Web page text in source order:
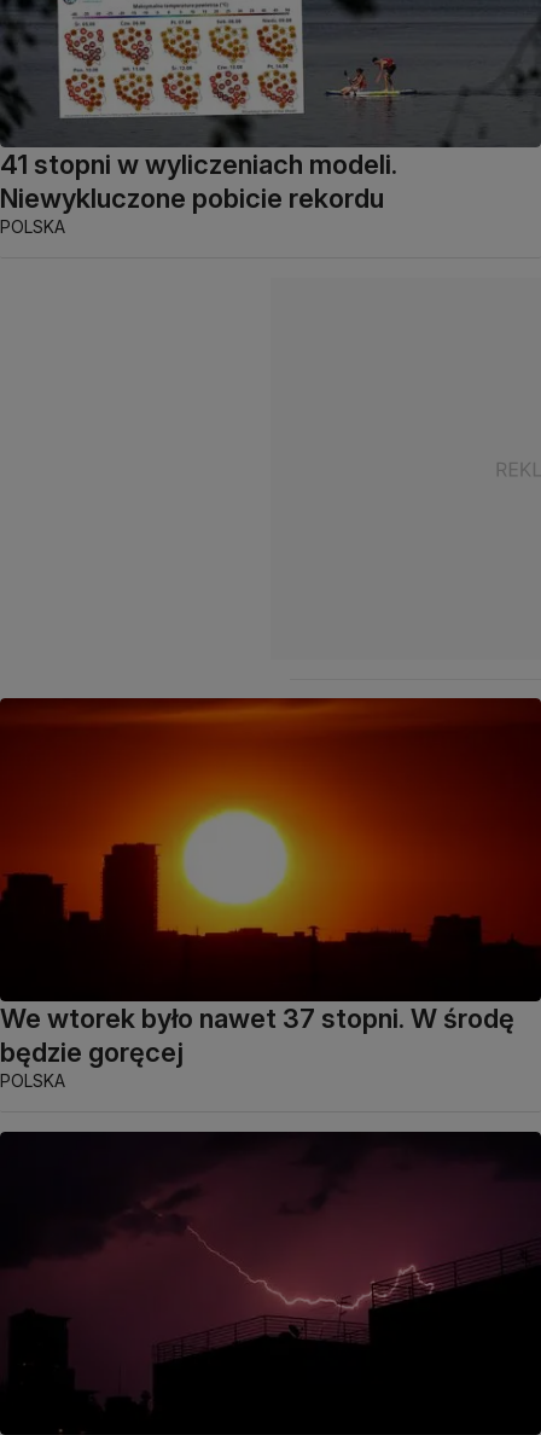
41 stopni w wyliczeniach modeli.
Niewykluczone pobicie rekordu
POLSKA
We wtorek było nawet 37 stopni. W środę
będzie goręcej
POLSKA